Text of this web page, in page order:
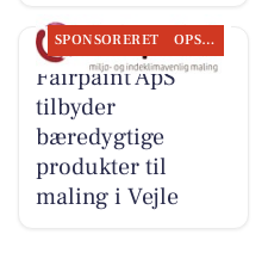
SPONSORERET OPSLAGSTAVLEN
Fairpaint ApS
tilbyder
bæredygtige
produkter til
maling i Vejle